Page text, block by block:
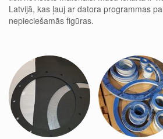
Latvijā, kas ļauj ar datora programmas
nepieciešamās figūras.